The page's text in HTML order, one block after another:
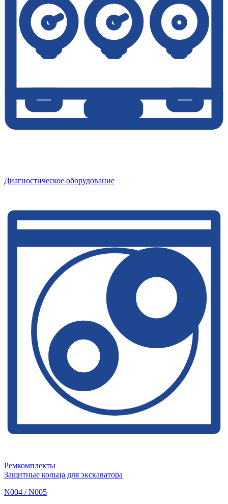
Диагностическое оборудование
Ремкомплекты
Защитные кольца для экскаватора
N004 / N005